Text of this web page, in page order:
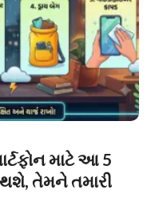
માટે આ 5
તેમને તમારી